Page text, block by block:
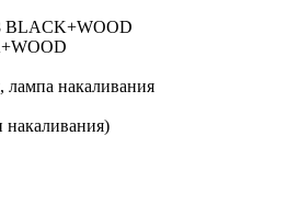
BLACK+WOOD
лампа накаливания